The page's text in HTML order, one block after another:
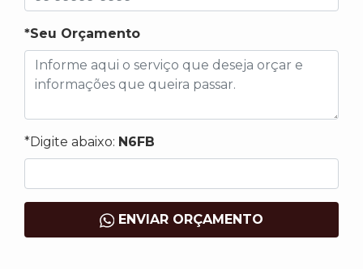
*Seu Orçamento
*Digite abaixo: N6FB
ENVIAR ORÇAMENTO